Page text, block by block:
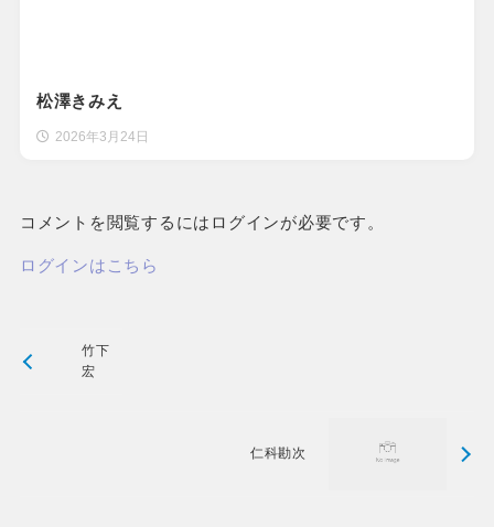
松澤きみえ
2026年3月24日
コメントを閲覧するにはログインが必要です。
ログインはこちら
竹下
宏
仁科勘次